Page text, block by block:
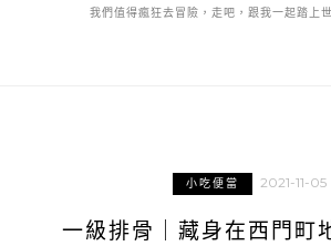
我們值得瘋狂去冒險，走吧，跟我一起踏上
小吃便當 2021-11-05
一級排骨｜藏身在西門町